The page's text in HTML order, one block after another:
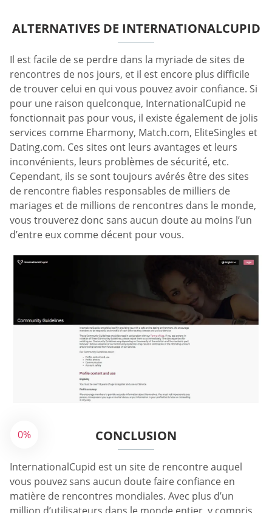
0%
ALTERNATIVES DE INTERNATIONALCUPID
Il est facile de se perdre dans la myriade de sites de
rencontres de nos jours, et il est encore plus difficile
de trouver celui en qui vous pouvez avoir confiance. Si
pour une raison quelconque, InternationalCupid ne
fonctionnait pas pour vous, il existe également de jolis
services comme Eharmony, Match.com, EliteSingles et
Dating.com. Ces sites ont leurs avantages et leurs
inconvénients, leurs problèmes de sécurité, etc.
Cependant, ils se sont toujours avérés être des sites
de rencontre fiables responsables de milliers de
mariages et de millions de rencontres dans le monde,
vous trouverez donc sans aucun doute au moins l’un
d’entre eux comme décent pour vous.
CONCLUSION
InternationalCupid est un site de rencontre auquel
vous pouvez sans aucun doute faire confiance en
matière de rencontres mondiales. Avec plus d’un
million d’utilisateurs dans le monde entier, y compris